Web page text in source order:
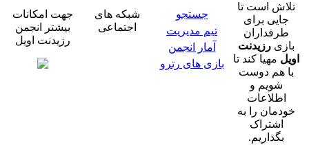
تلاش است تا
جایی برای
طرفداران
بازی رزیدنت
اویل مهیا کند تا
با هم دوست
شویم و
اطلاعات
خودمان را به
اشتراک
بگذاریم.
جستجو
تیم مدیریت
آمار انجمن
بازی های رترو
شبکه های
اجتماعی
جهت امکانات
بیشتر انجمن
رزیدنت اویل